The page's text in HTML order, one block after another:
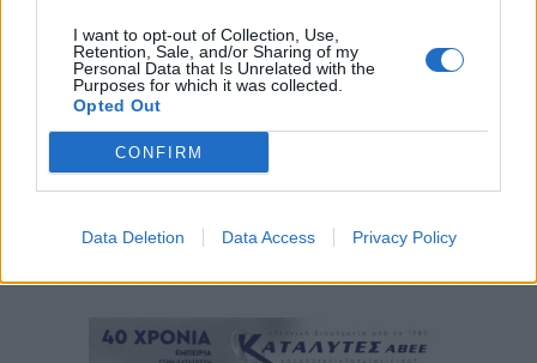
I want to opt-out of Collection, Use,
Retention, Sale, and/or Sharing of my
Personal Data that Is Unrelated with the
Purposes for which it was collected.
Opted Out
CONFIRM
Data Deletion Data Access Privacy Policy